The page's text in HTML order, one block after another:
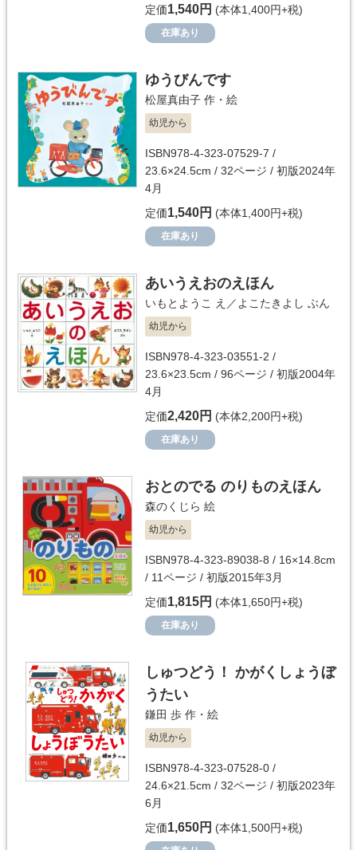
定価1,540円 (本体1,400円+税)
在庫あり
ゆうびんです
松屋真由子 作・絵
幼児から
ISBN978-4-323-07529-7 /
23.6×24.5cm / 32ページ / 初版2024年
4月
定価1,540円 (本体1,400円+税)
在庫あり
あいうえおのえほん
いもとようこ え／ よこたきよし ぶん
幼児から
ISBN978-4-323-03551-2 /
23.6×23.5cm / 96ページ / 初版2004年
4月
定価2,420円 (本体2,200円+税)
在庫あり
おとのでる のりものえほん
森のくじら 絵
幼児から
ISBN978-4-323-89038-8 / 16×14.8cm
/ 11ページ / 初版2015年3月
定価1,815円 (本体1,650円+税)
在庫あり
しゅつどう！ かがくしょうぼ
うたい
鎌田 歩 作・絵
幼児から
ISBN978-4-323-07528-0 /
24.6×21.5cm / 32ページ / 初版2023年
6月
定価1,650円 (本体1,500円+税)